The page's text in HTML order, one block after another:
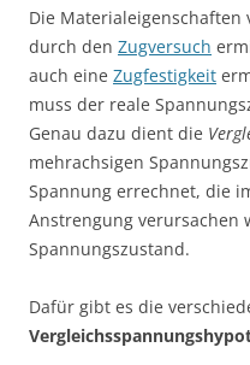
Die
durch den Zugversuch
auch eine Zugfestigkeit
muss der reale
Genau dazu dient die
mehrachsigen
Spannung errechnet, die
Anstrengung verursachen
Spannungszustand.
Dafür gibt es die